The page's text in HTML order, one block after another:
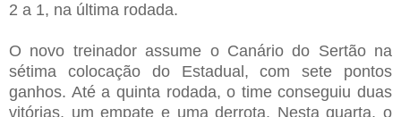
2 a 1, na última rodada.
O novo treinador assume o Canário do Sertão na
sétima colocação do Estadual, com sete pontos
ganhos. Até a quinta rodada, o time conseguiu duas
vitórias, um empate e uma derrota. Nesta quarta, o